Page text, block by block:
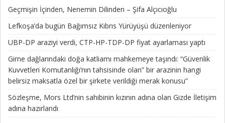
Geçmişin İçinden, Nenemin Dilinden – Şifa Alçıcıoğlu
Lefkoşa’da bugün Bağımsız Kıbrıs Yürüyüşü düzenleniyor
UBP-DP araziyi verdi, CTP-HP-TDP-DP fiyat ayarlaması yaptı
Girne dağlarındaki doğa katliamı mahkemeye taşındı: “Güvenlik
Kuvvetleri Komutanlığı’nın tahsisinde olan” bir arazinin hangi
belirsiz maksatla özel bir şirkete verildiği merak konusu”
Sözleşme, Mors Ltd’nin sahibinin kızının adına olan Gizde İletişim
adına hazırlandı